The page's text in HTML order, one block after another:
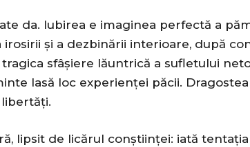
da. Iubirea e imaginea perfectă a
și a dezbinării interioare, după
sfâșiere lăuntrică a sufletului
lasă loc experienței păcii.
lipsit de licărul conștiinței: iată